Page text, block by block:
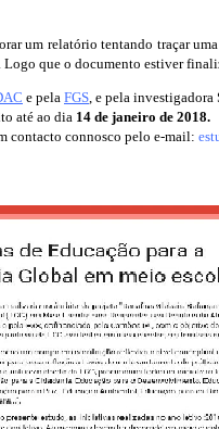
um relatório tentando traçar
que o documento estiver
e pela FGS, e pela investigadora
até ao dia 14 de janeiro de 2018.
contacto connosco pelo e-mail: